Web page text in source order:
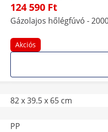
124 590 Ft
Gázolajos hőlégfúvó -
Akciós
82 x 39.5 x 65 cm
PP